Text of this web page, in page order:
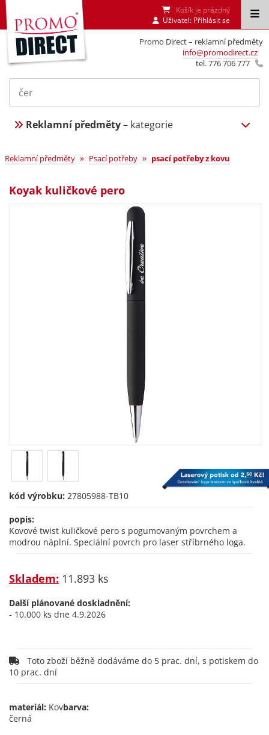
Promo Direct – reklamní předměty
info@promodirect.cz
tel. 776 706 777
Košík je prázdný
Uživatel: Přihlásit se
Reklamní předměty– kategorie
Reklamní předměty » Psací potřeby » psací potřeby z kovu
Koyak kuličkové pero
kód výrobku: 27805988-TB10
popis:
Kovové twist kuličkové pero s pogumovaným povrchem a
modrou náplní. Speciální povrch pro laser stříbrného loga.
Skladem: 11.893 ks
Další plánované doskladnění:
- 10.000 ks dne 4.9.2026
Toto zboží běžně dodáváme do 5 prac. dní, s potiskem do
10 prac. dní
materiál: Kovbarva:
černá